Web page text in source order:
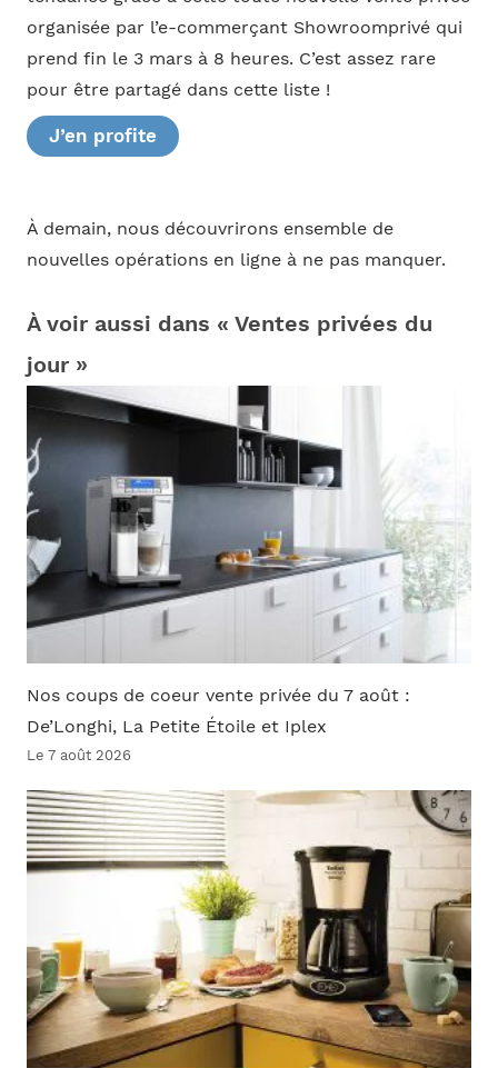
organisée par l’e-commerçant Showroomprivé qui
prend fin le 3 mars à 8 heures. C’est assez rare
pour être partagé dans cette liste !
J’en profite
À demain, nous découvrirons ensemble de
nouvelles opérations en ligne à ne pas manquer.
À voir aussi dans « Ventes privées du
jour »
Nos coups de coeur vente privée du 7 août :
De’Longhi, La Petite Étoile et Iplex
Le 7 août 2026